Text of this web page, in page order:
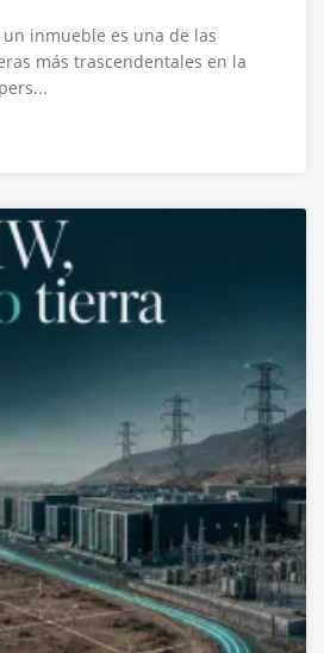
inmueble es una de las
más trascendentales en la